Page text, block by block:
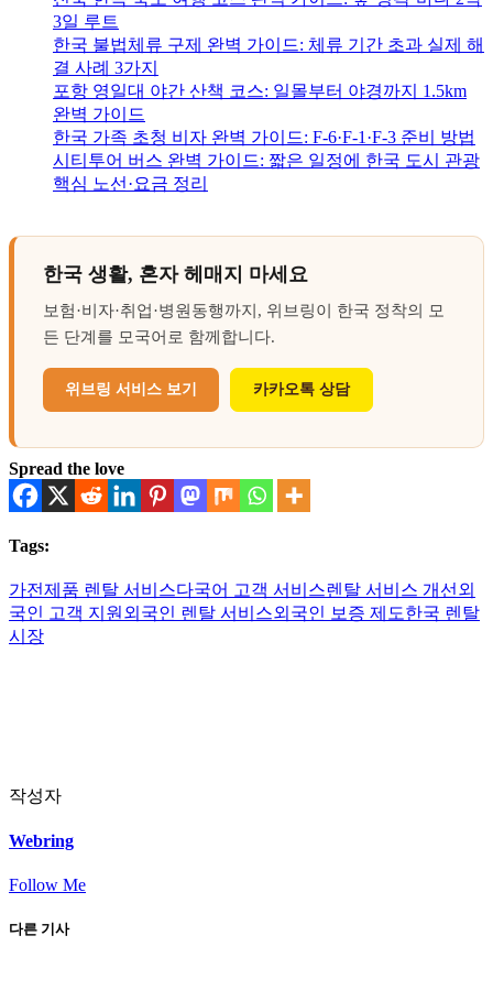
3일 루트
한국 불법체류 구제 완벽 가이드: 체류 기간 초과 실제 해
결 사례 3가지
포항 영일대 야간 산책 코스: 일몰부터 야경까지 1.5km
완벽 가이드
한국 가족 초청 비자 완벽 가이드: F-6·F-1·F-3 준비 방법
시티투어 버스 완벽 가이드: 짧은 일정에 한국 도시 관광
핵심 노선·요금 정리
한국 생활, 혼자 헤매지 마세요
보험·비자·취업·병원동행까지, 위브링이 한국 정착의 모
든 단계를 모국어로 함께합니다.
위브링 서비스 보기 카카오톡 상담
Spread the love
Tags:
가전제품 렌탈 서비스다국어 고객 서비스렌탈 서비스 개선 외
국인 고객 지원 외국인 렌탈 서비스외국인 보증 제도한국 렌탈
시장
작성자
Webring
Follow Me
다른 기사